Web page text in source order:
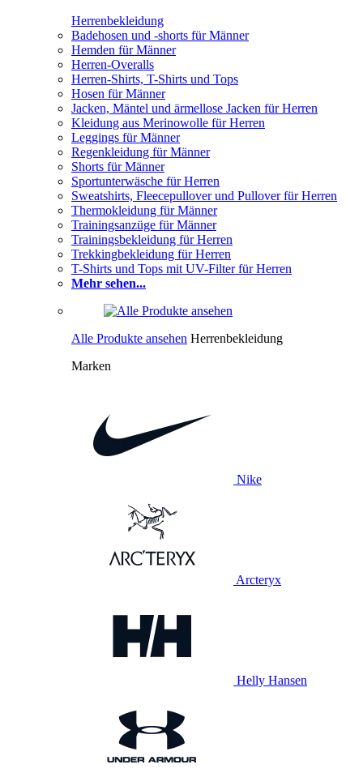
Herrenbekleidung
Badehosen und -shorts für Männer
Hemden für Männer
Herren-Overalls
Herren-Shirts, T-Shirts und Tops
Hosen für Männer
Jacken, Mäntel und ärmellose Jacken für Herren
Kleidung aus Merinowolle für Herren
Leggings für Männer
Regenkleidung für Männer
Shorts für Männer
Sportunterwäsche für Herren
Sweatshirts, Fleecepullover und Pullover für Herren
Thermokleidung für Männer
Trainingsanzüge für Männer
Trainingsbekleidung für Herren
Trekkingbekleidung für Herren
T-Shirts und Tops mit UV-Filter für Herren
Mehr sehen...
Alle Produkte ansehen Herrenbekleidung
Marken
Nike
Arcteryx
Helly Hansen